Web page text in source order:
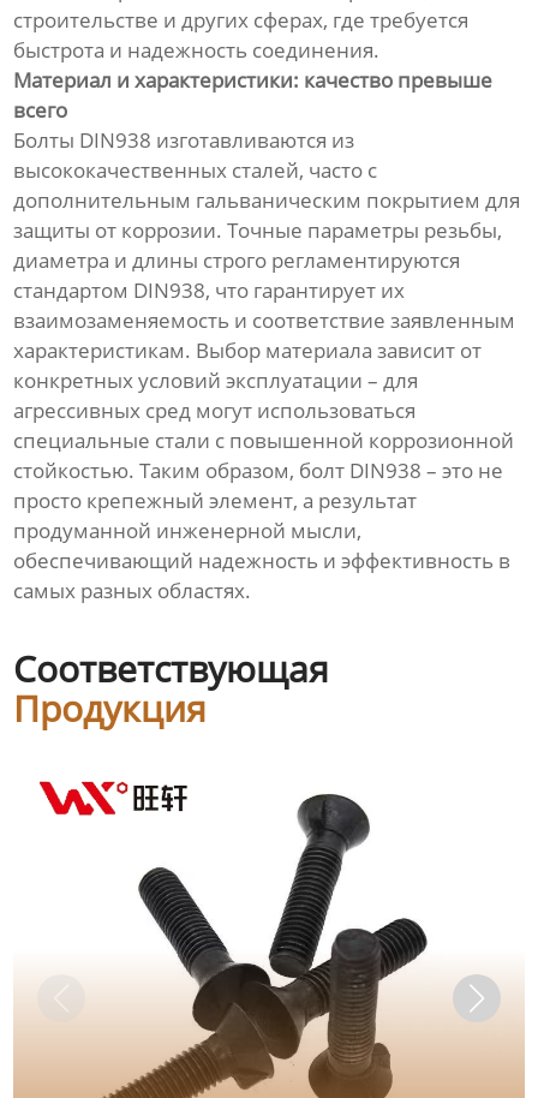
строительстве и других сферах, где требуется
быстрота и надежность соединения.
Материал и характеристики: качество превыше
всего
Болты DIN938 изготавливаются из
высококачественных сталей, часто с
дополнительным гальваническим покрытием для
защиты от коррозии. Точные параметры резьбы,
диаметра и длины строго регламентируются
стандартом DIN938, что гарантирует их
взаимозаменяемость и соответствие заявленным
характеристикам. Выбор материала зависит от
конкретных условий эксплуатации – для
агрессивных сред могут использоваться
специальные стали с повышенной коррозионной
стойкостью. Таким образом, болт DIN938 – это не
просто крепежный элемент, а результат
продуманной инженерной мысли,
обеспечивающий надежность и эффективность в
самых разных областях.
Соответствующая
Продукция